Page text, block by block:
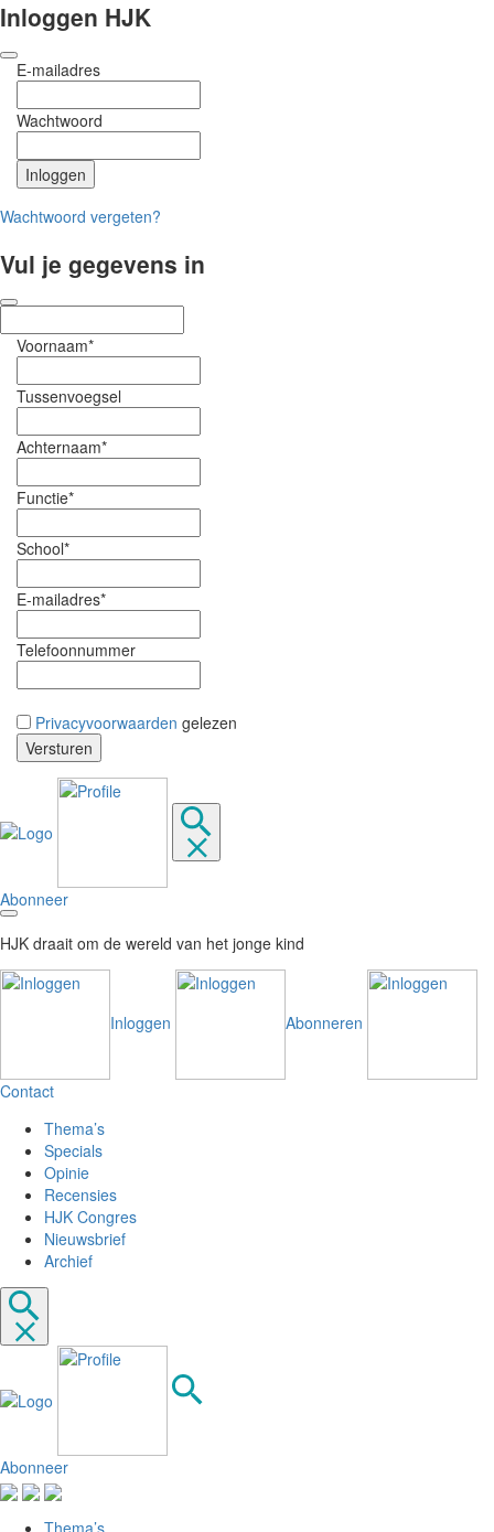
Inloggen HJK
E-mailadres
Wachtwoord
Wachtwoord vergeten?
Vul je gegevens in
Voornaam*
Tussenvoegsel
Achternaam*
Functie*
School*
E-mailadres*
Telefoonnummer
Privacyvoorwaarden gelezen
Abonneer
HJK draait om de wereld van het jonge kind
Inloggen Abonneren
Contact
Thema’s
Specials
Opinie
Recensies
HJK Congres
Nieuwsbrief
Archief
Abonneer
Thema’s